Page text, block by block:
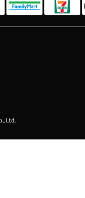
Ltd.